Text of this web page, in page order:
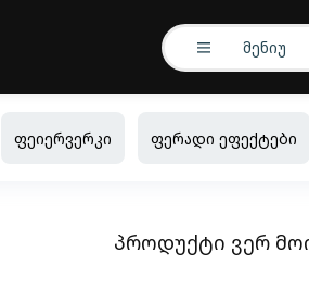
მენიუ
ფეიერვერკი ფერადი ეფექტები
პროდუქტი ვერ